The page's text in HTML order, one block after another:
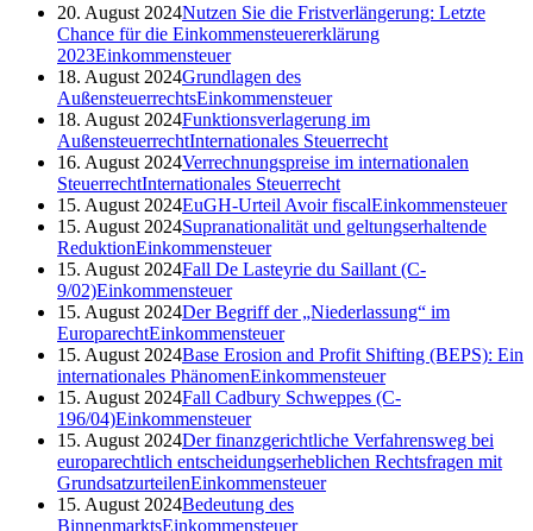
20. August 2024Nutzen Sie die Fristverlängerung: Letzte
Chance für die Einkommensteuererklärung
2023Einkommensteuer
18. August 2024Grundlagen des
AußensteuerrechtsEinkommensteuer
18. August 2024Funktionsverlagerung im
AußensteuerrechtInternationales Steuerrecht
16. August 2024Verrechnungspreise im internationalen
SteuerrechtInternationales Steuerrecht
15. August 2024EuGH-Urteil Avoir fiscalEinkommensteuer
15. August 2024Supranationalität und geltungserhaltende
ReduktionEinkommensteuer
15. August 2024Fall De Lasteyrie du Saillant (C-
9/02)Einkommensteuer
15. August 2024Der Begriff der „Niederlassung“ im
EuroparechtEinkommensteuer
15. August 2024Base Erosion and Profit Shifting (BEPS): Ein
internationales PhänomenEinkommensteuer
15. August 2024Fall Cadbury Schweppes (C-
196/04)Einkommensteuer
15. August 2024Der finanzgerichtliche Verfahrensweg bei
europarechtlich entscheidungserheblichen Rechtsfragen mit
GrundsatzurteilenEinkommensteuer
15. August 2024Bedeutung des
BinnenmarktsEinkommensteuer